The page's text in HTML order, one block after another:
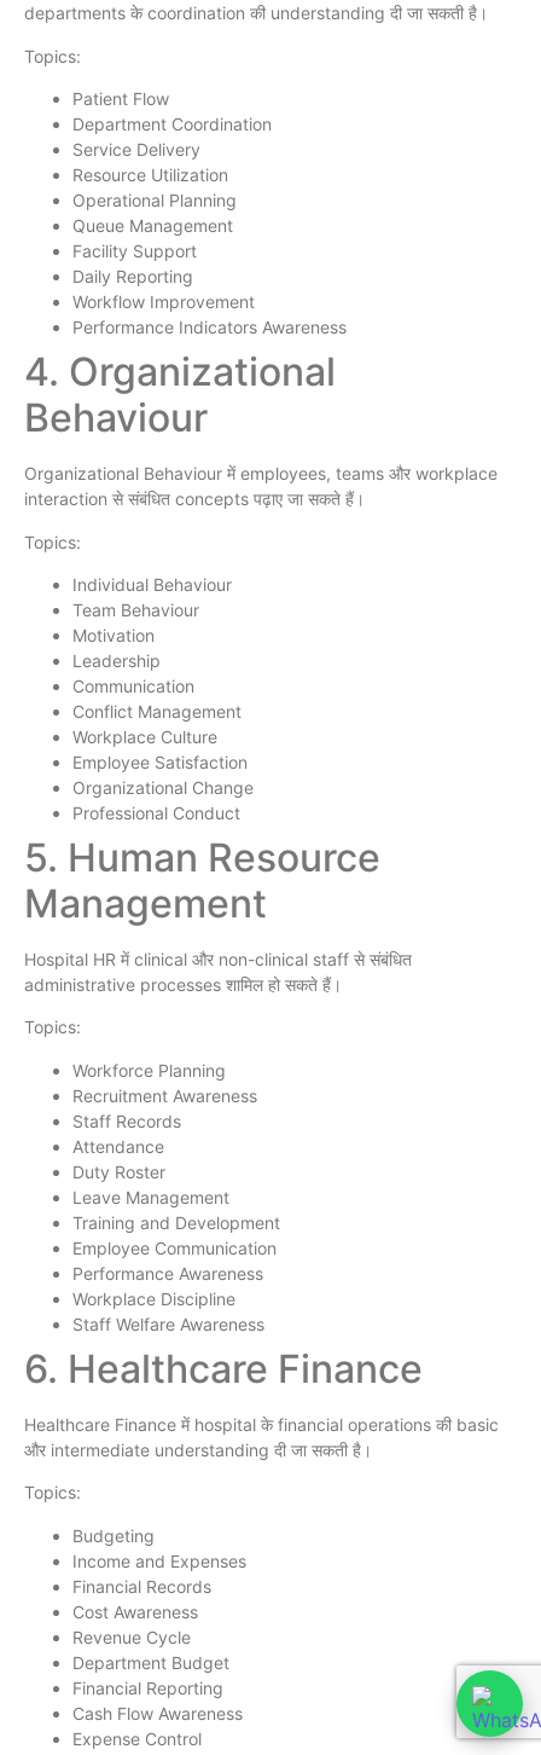
departments के coordination की understanding दी जा सकती है।
Topics:
Patient Flow
Department Coordination
Service Delivery
Resource Utilization
Operational Planning
Queue Management
Facility Support
Daily Reporting
Workflow Improvement
Performance Indicators Awareness
4. Organizational
Behaviour
Organizational Behaviour में employees, teams और workplace
interaction से संबंधित concepts पढ़ाए जा सकते हैं।
Topics:
Individual Behaviour
Team Behaviour
Motivation
Leadership
Communication
Conflict Management
Workplace Culture
Employee Satisfaction
Organizational Change
Professional Conduct
5. Human Resource
Management
Hospital HR में clinical और non-clinical staff से संबंधित
administrative processes शामिल हो सकते हैं।
Topics:
Workforce Planning
Recruitment Awareness
Staff Records
Attendance
Duty Roster
Leave Management
Training and Development
Employee Communication
Performance Awareness
Workplace Discipline
Staff Welfare Awareness
6. Healthcare Finance
Healthcare Finance में hospital के financial operations की basic
और intermediate understanding दी जा सकती है।
Topics:
Budgeting
Income and Expenses
Financial Records
Cost Awareness
Revenue Cycle
Department Budget
Financial Reporting
Cash Flow Awareness
Expense Control